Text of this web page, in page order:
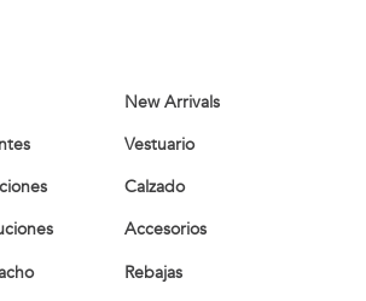
New Arrivals
Vestuario
Calzado
Accesorios
Rebajas